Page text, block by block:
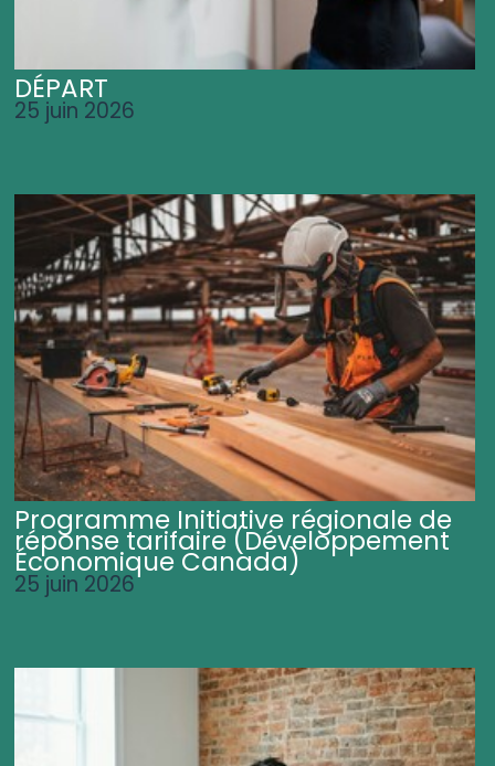
DÉPART
25 juin 2026
Programme Initiative régionale de
réponse tarifaire (Développement
Économique Canada)
25 juin 2026